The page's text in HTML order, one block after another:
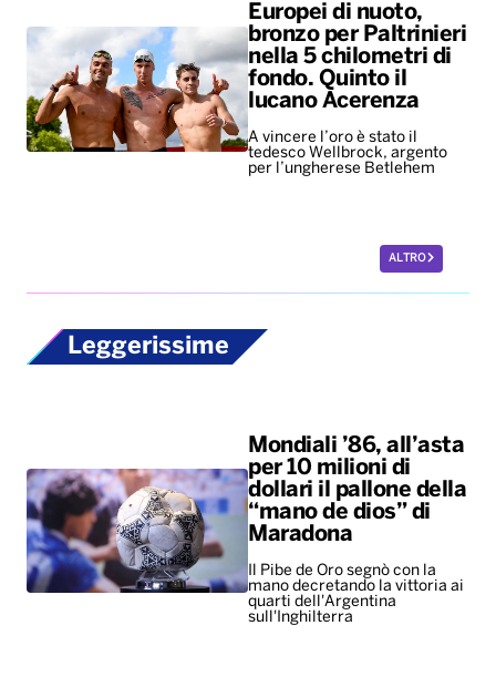
Europei di nuoto,
bronzo per Paltrinieri
nella 5 chilometri di
fondo. Quinto il
lucano Acerenza
A vincere l’oro è stato il
tedesco Wellbrock, argento
per l’ungherese Betlehem
ALTRO
Leggerissime
Mondiali ’86, all’asta
per 10 milioni di
dollari il pallone della
“mano de dios” di
Maradona
Il Pibe de Oro segnò con la
mano decretando la vittoria ai
quarti dell'Argentina
sull'Inghilterra